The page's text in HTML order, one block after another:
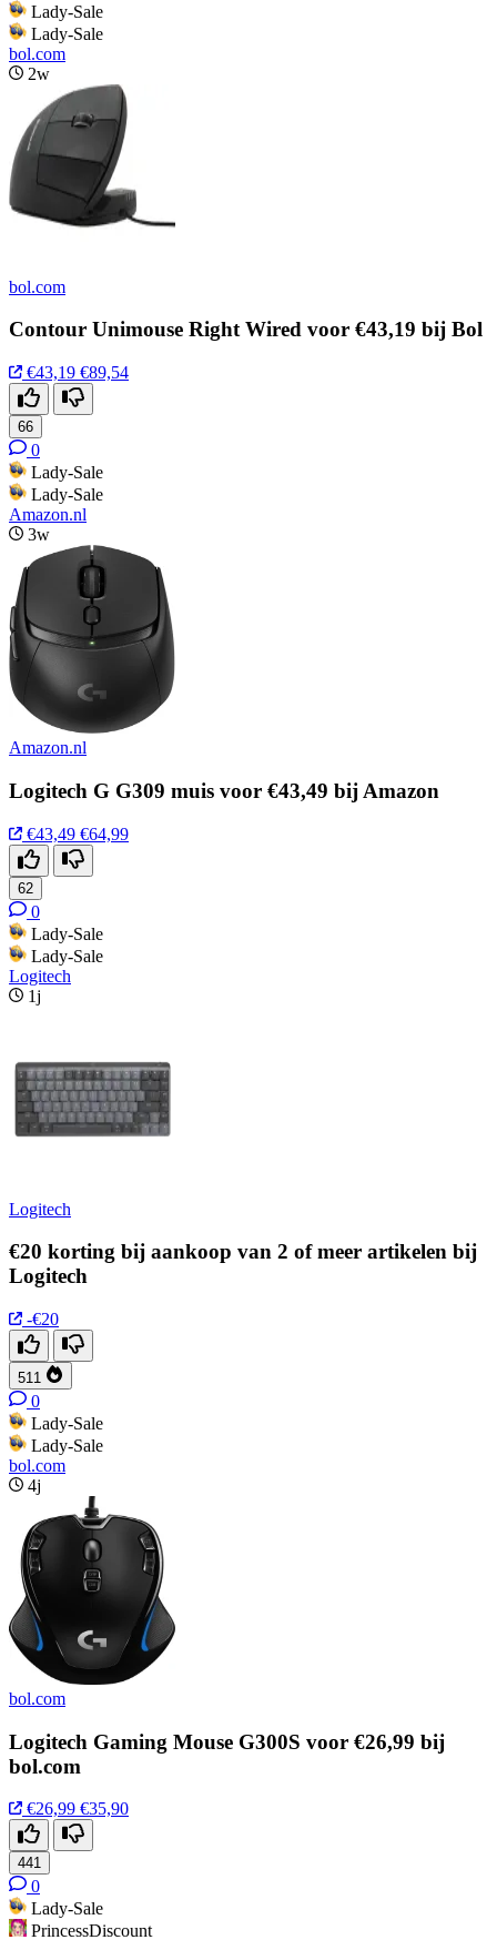
Lady-Sale
Lady-Sale
bol.com
2w
bol.com
Contour Unimouse Right Wired voor €43,19 bij Bol
€43,19 €89,54
66
0
Lady-Sale
Lady-Sale
Amazon.nl
3w
Amazon.nl
Logitech G G309 muis voor €43,49 bij Amazon
€43,49 €64,99
62
0
Lady-Sale
Lady-Sale
Logitech
1j
Logitech
€20 korting bij aankoop van 2 of meer artikelen bij
Logitech
-€20
511
0
Lady-Sale
Lady-Sale
bol.com
4j
bol.com
Logitech Gaming Mouse G300S voor €26,99 bij
bol.com
€26,99 €35,90
441
0
Lady-Sale
PrincessDiscount